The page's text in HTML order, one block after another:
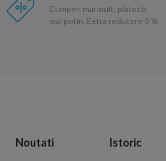
Cumperi mai mult, platesti
mai putin. Extra reducere 5 %
Noutati Istoric